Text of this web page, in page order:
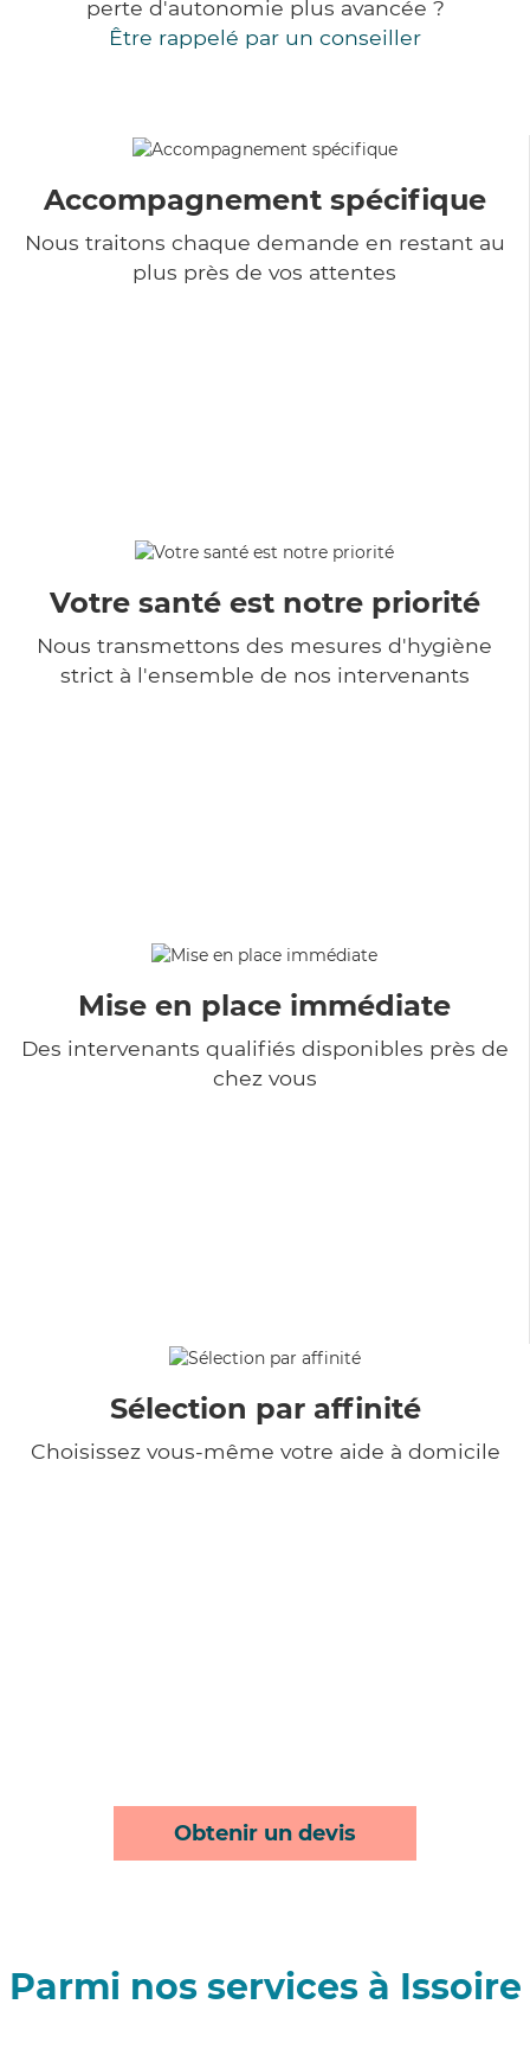
perte d'autonomie plus avancée ?
Être rappelé par un conseiller
Accompagnement spécifique
Nous traitons chaque demande en restant au
plus près de vos attentes
Votre santé est notre priorité
Nous transmettons des mesures d'hygiène
strict à l'ensemble de nos intervenants
Mise en place immédiate
Des intervenants qualifiés disponibles près de
chez vous
Sélection par affinité
Choisissez vous-même votre aide à domicile
Obtenir un devis
Parmi nos services à Issoire